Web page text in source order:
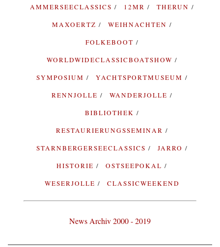
AMMERSEECLASSICS
12MR
THERUN
MAXOERTZ
WEIHNACHTEN
FOLKEBOOT
WORLDWIDECLASSICBOATSHOW
SYMPOSIUM
YACHTSPORTMUSEUM
RENNJOLLE
WANDERJOLLE
BIBLIOTHEK
RESTAURIERUNGSSEMINAR
STARNBERGERSEECLASSICS
JARRO
HISTORIE
OSTSEEPOKAL
WESERJOLLE
CLASSICWEEKEND
News Archiv 2000 - 2019